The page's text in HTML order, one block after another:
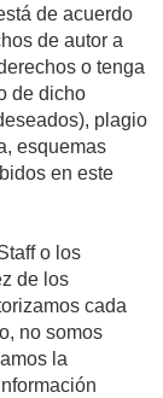
de acuerdo
de autor a
o tenga
de dicho
plagio
esquemas
en este
o los
de los
cada
no somos
la